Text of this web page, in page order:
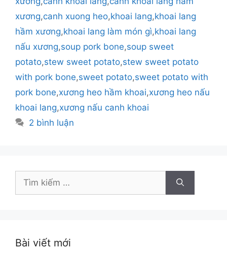
xương,canh xuong heo,khoai lang,khoai lang
hầm xương,khoai lang làm món gì,khoai lang
nấu xương,soup pork bone,soup sweet
potato,stew sweet potato,stew sweet potato
with pork bone,sweet potato,sweet potato with
pork bone,xương heo hầm khoai,xương heo nấu
khoai lang,xương nấu canh khoai
2 bình luận
Tìm
Bài viết mới